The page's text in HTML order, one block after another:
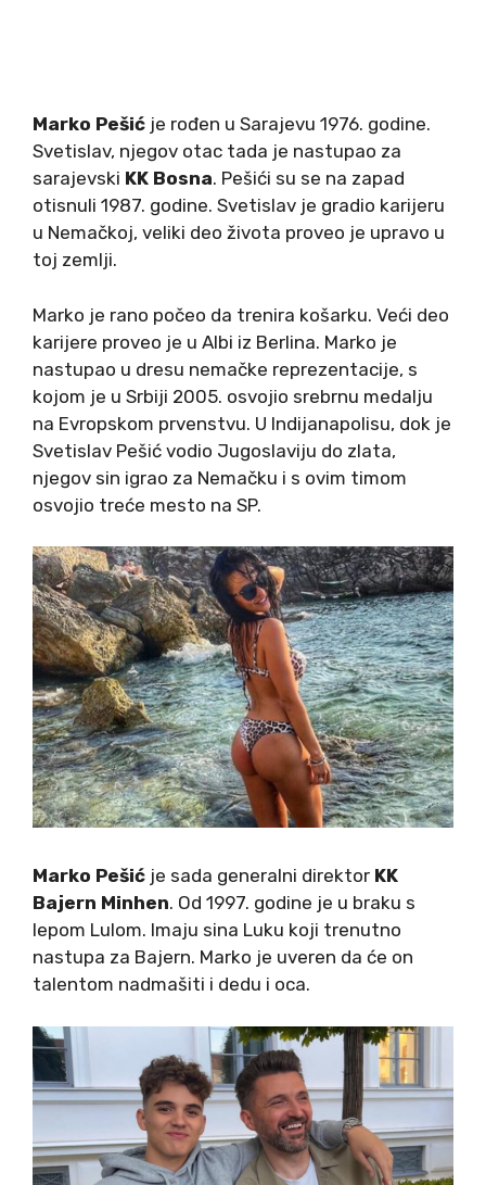
Marko Pešić je rođen u Sarajevu 1976. godine.
Svetislav, njegov otac tada je nastupao za
sarajevski KK Bosna. Pešići su se na zapad
otisnuli 1987. godine. Svetislav je gradio karijeru
u Nemačkoj, veliki deo života proveo je upravo u
toj zemlji.
Marko je rano počeo da trenira košarku. Veći deo
karijere proveo je u Albi iz Berlina. Marko je
nastupao u dresu nemačke reprezentacije, s
kojom je u Srbiji 2005. osvojio srebrnu medalju
na Evropskom prvenstvu. U Indijanapolisu, dok je
Svetislav Pešić vodio Jugoslaviju do zlata,
njegov sin igrao za Nemačku i s ovim timom
osvojio treće mesto na SP.
Marko Pešić je sada generalni direktor KK
Bajern Minhen. Od 1997. godine je u braku s
lepom Lulom. Imaju sina Luku koji trenutno
nastupa za Bajern. Marko je uveren da će on
talentom nadmašiti i dedu i oca.